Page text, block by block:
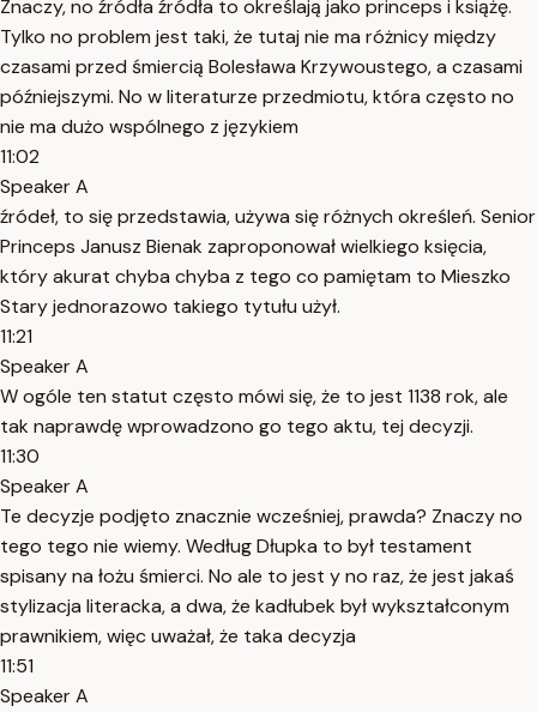
Znaczy, no źródła źródła to określają jako princeps i książę.
Tylko no problem jest taki, że tutaj nie ma różnicy między
czasami przed śmiercią Bolesława Krzywoustego, a czasami
późniejszymi. No w literaturze przedmiotu, która często no
nie ma dużo wspólnego z językiem
11:02
Speaker A
źródeł, to się przedstawia, używa się różnych określeń. Senior
Princeps Janusz Bienak zaproponował wielkiego księcia,
który akurat chyba chyba z tego co pamiętam to Mieszko
Stary jednorazowo takiego tytułu użył.
11:21
Speaker A
W ogóle ten statut często mówi się, że to jest 1138 rok, ale
tak naprawdę wprowadzono go tego aktu, tej decyzji.
11:30
Speaker A
Te decyzje podjęto znacznie wcześniej, prawda? Znaczy no
tego tego nie wiemy. Według Dłupka to był testament
spisany na łożu śmierci. No ale to jest y no raz, że jest jakaś
stylizacja literacka, a dwa, że kadłubek był wykształconym
prawnikiem, więc uważał, że taka decyzja
11:51
Speaker A